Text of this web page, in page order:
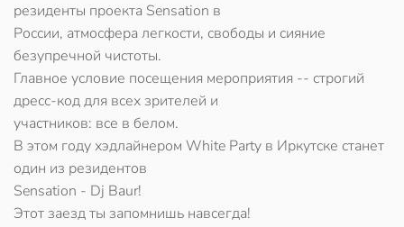
резиденты проекта Sensation в
России, атмосфера легкости, свободы и сияние
безупречной чистоты.
Главное условие посещения мероприятия -- строгий
дресс-код для всех зрителей и
участников: все в белом.
В этом году хэдлайнером White Party в Иркутске станет
один из резидентов
Sensation - Dj Baur!
Этот заезд ты запомнишь навсегда!